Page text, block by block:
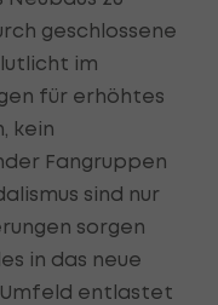
geschlossene
im
für erhöhtes
kein
Fangruppen
sind nur
sorgen
in das neue
entlastet